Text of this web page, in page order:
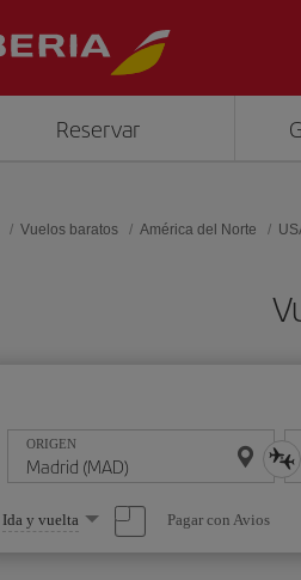
Reservar
Vuelos baratos América del Norte
ORIGEN
Seleccione
una
opción
Ida y vuelta Pagar con Avios